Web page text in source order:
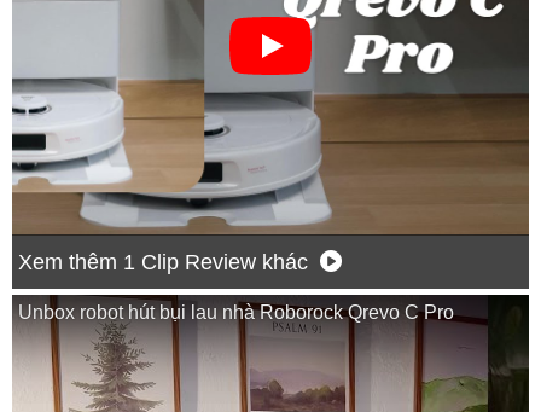
Xem thêm 1 Clip Review khác
Unbox robot hút bụi lau nhà Roborock Qrevo C Pro